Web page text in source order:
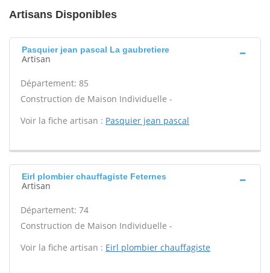
Artisans Disponibles
Pasquier jean pascal La gaubretiere
Artisan
Département: 85
Construction de Maison Individuelle -
Voir la fiche artisan : Pasquier jean pascal
Eirl plombier chauffagiste Feternes
Artisan
Département: 74
Construction de Maison Individuelle -
Voir la fiche artisan : Eirl plombier chauffagiste